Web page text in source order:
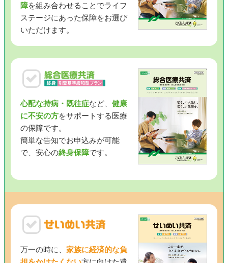
障を組み合わせることでライフ
ステージにあった保障をお選び
いただけます。
心配な持病・既往症など、 健康
に不安の方をサポートする医療
の保障です。
簡単な告知でお申込みが可能
で、安心の終身保障です。
万一の時に、 家族に経済的な負